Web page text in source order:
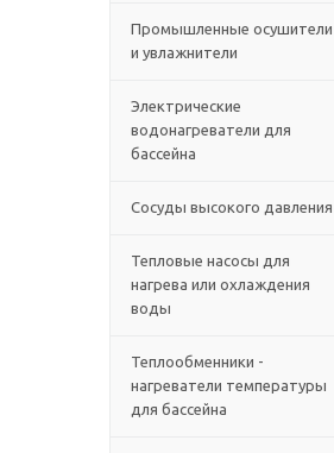
Промышленные осушители
и увлажнители
Электрические
водонагреватели для
бассейна
Сосуды высокого давления
Тепловые насосы для
нагрева или охлаждения
воды
Теплообменники -
нагреватели температуры
для бассейна